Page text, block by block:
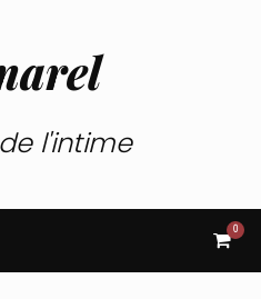
l'intime
View
cart
0